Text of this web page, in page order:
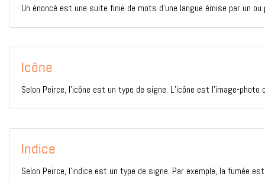
Un énoncé est une suite finie de mots d’une langue émise par un
Icône
Selon Peirce, l’icône est un type de signe. L’icône est l’image-photo
Indice
Selon Peirce, l’indice est un type de signe. Par exemple, la fumée